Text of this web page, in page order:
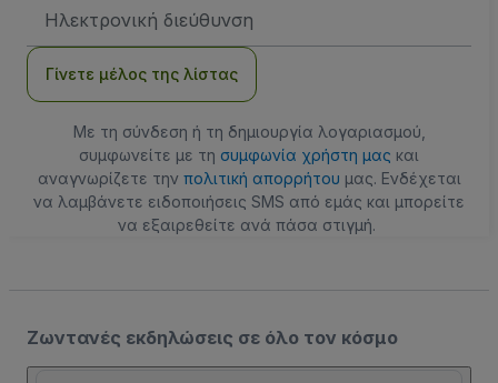
Email
Γίνετε μέλος της λίστας
Με τη σύνδεση ή τη δημιουργία λογαριασμού,
συμφωνείτε με τη συμφωνία χρήστη μας και
αναγνωρίζετε την πολιτική απορρήτου μας. Ενδέχεται
να λαμβάνετε ειδοποιήσεις SMS από εμάς και μπορείτε
να εξαιρεθείτε ανά πάσα στιγμή.
Ζωντανές εκδηλώσεις σε όλο τον κόσμο